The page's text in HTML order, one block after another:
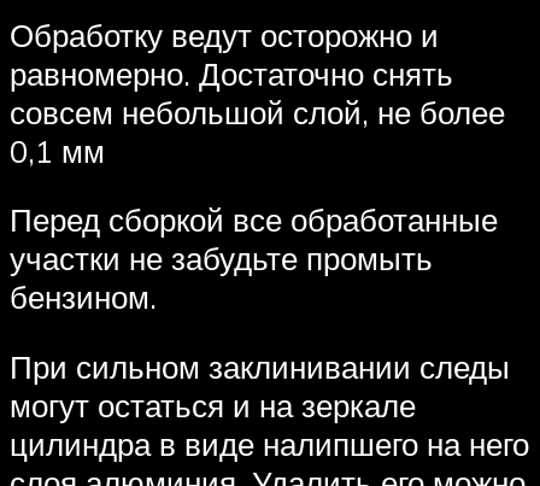
Обработку ведут осторожно и
равномерно. Достаточно снять
совсем небольшой слой, не более
0,1 мм
Перед сборкой все обработанные
участки не забудьте промыть
бензином.
При сильном заклинивании следы
могут остаться и на зеркале
цилиндра в виде налипшего на него